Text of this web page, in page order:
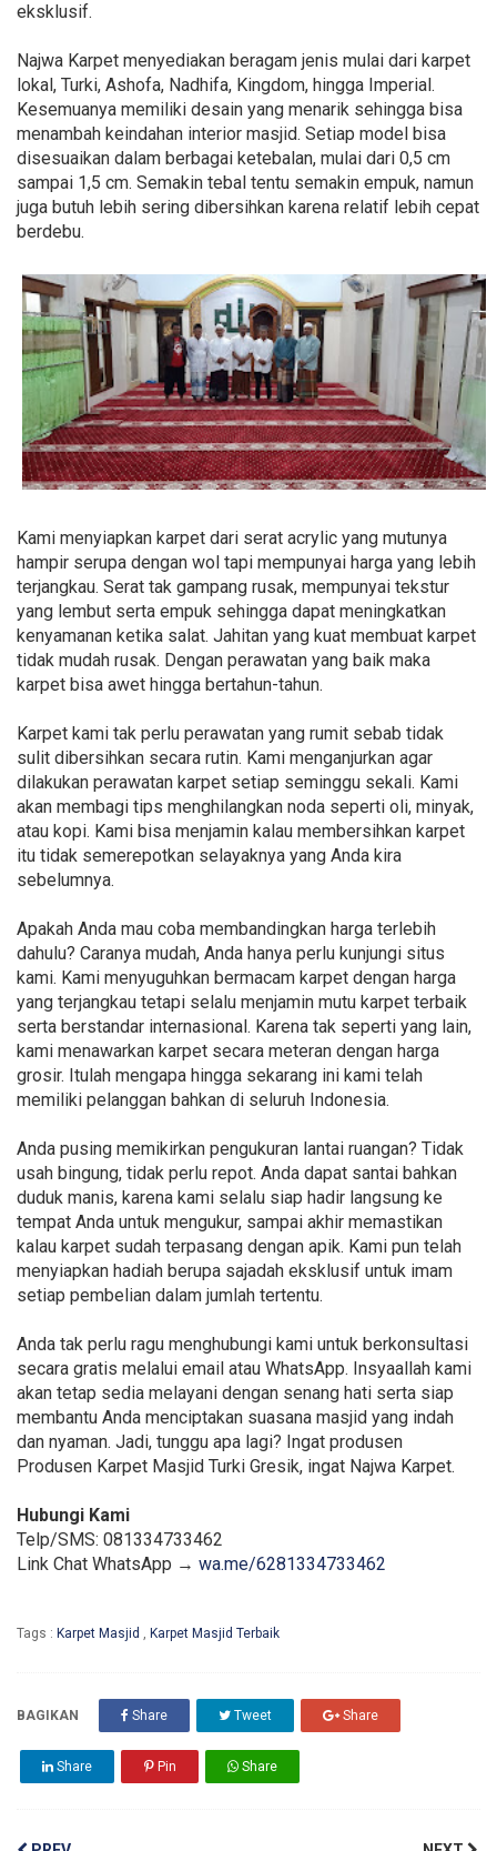
eksklusif.
Najwa Karpet menyediakan beragam jenis mulai dari karpet
lokal, Turki, Ashofa, Nadhifa, Kingdom, hingga Imperial.
Kesemuanya memiliki desain yang menarik sehingga bisa
menambah keindahan interior masjid. Setiap model bisa
disesuaikan dalam berbagai ketebalan, mulai dari 0,5 cm
sampai 1,5 cm. Semakin tebal tentu semakin empuk, namun
juga butuh lebih sering dibersihkan karena relatif lebih cepat
berdebu.
Kami menyiapkan karpet dari serat acrylic yang mutunya
hampir serupa dengan wol tapi mempunyai harga yang lebih
terjangkau. Serat tak gampang rusak, mempunyai tekstur
yang lembut serta empuk sehingga dapat meningkatkan
kenyamanan ketika salat. Jahitan yang kuat membuat karpet
tidak mudah rusak. Dengan perawatan yang baik maka
karpet bisa awet hingga bertahun-tahun.
Karpet kami tak perlu perawatan yang rumit sebab tidak
sulit dibersihkan secara rutin. Kami menganjurkan agar
dilakukan perawatan karpet setiap seminggu sekali. Kami
akan membagi tips menghilangkan noda seperti oli, minyak,
atau kopi. Kami bisa menjamin kalau membersihkan karpet
itu tidak semerepotkan selayaknya yang Anda kira
sebelumnya.
Apakah Anda mau coba membandingkan harga terlebih
dahulu? Caranya mudah, Anda hanya perlu kunjungi situs
kami. Kami menyuguhkan bermacam karpet dengan harga
yang terjangkau tetapi selalu menjamin mutu karpet terbaik
serta berstandar internasional. Karena tak seperti yang lain,
kami menawarkan karpet secara meteran dengan harga
grosir. Itulah mengapa hingga sekarang ini kami telah
memiliki pelanggan bahkan di seluruh Indonesia.
Anda pusing memikirkan pengukuran lantai ruangan? Tidak
usah bingung, tidak perlu repot. Anda dapat santai bahkan
duduk manis, karena kami selalu siap hadir langsung ke
tempat Anda untuk mengukur, sampai akhir memastikan
kalau karpet sudah terpasang dengan apik. Kami pun telah
menyiapkan hadiah berupa sajadah eksklusif untuk imam
setiap pembelian dalam jumlah tertentu.
Anda tak perlu ragu menghubungi kami untuk berkonsultasi
secara gratis melalui email atau WhatsApp. Insyaallah kami
akan tetap sedia melayani dengan senang hati serta siap
membantu Anda menciptakan suasana masjid yang indah
dan nyaman. Jadi, tunggu apa lagi? Ingat produsen
Produsen Karpet Masjid Turki Gresik, ingat Najwa Karpet.
Hubungi Kami
Telp/SMS: 081334733462
Link Chat WhatsApp → wa.me/6281334733462
Tags : Karpet Masjid Karpet Masjid Terbaik
BAGIKAN Share Tweet Share
Share Pin Share